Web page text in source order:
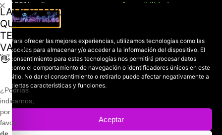
Para ofrecer las mejores experiencias, utilizamos tecnologías como las
cookies para almacenar y/o acceder a la información del dispositivo. El
consentimiento para estas tecnologías nos permitirá procesar datos
como el comportamiento de navegación o identificadores únicos en este
sitio. No dar el consentimiento o retirarlo puede afectar negativamente a
ciertas características y funciones.
Aceptar
100% online
Manresa (08241), Barcelona
Chat Whatsapp (solo texto):
+34 689 800 662
Correo:
contacto@mundofriki.es
Accesibilidad
Política de privacidad
LAMENTAMOS
QUE
TE
VAYAS
👋
¿Podrías
indicarnos,
por
favor,
de